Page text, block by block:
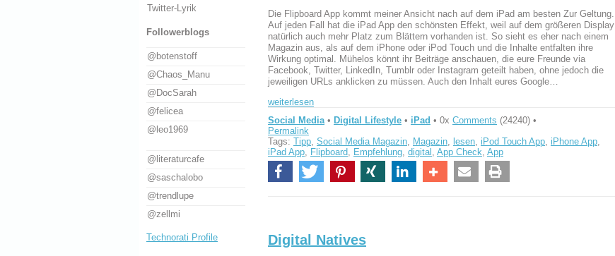
Die Flipboard App kommt meiner Ansicht nach auf dem iPad am besten Zur Geltung.
Auf jeden Fall hat die iPad App den schönsten Effekt, weil auf dem größeren Display
natürlich auch mehr Platz zum Blättern vorhanden ist. So sieht es eher nach einem
Magazin aus, als auf dem iPhone oder iPod Touch und die Inhalte entfalten ihre
Wirkung optimal. Mühelos könnt ihr Beiträge anschauen, die eure Freunde via
Facebook, Twitter, LinkedIn, Tumblr oder Instagram geteilt haben, ohne jedoch die
jeweiligen URLs anklicken zu müssen. Auch den Inhalt eures Google…
weiterlesen
Social Media • Digital Lifestyle • iPad • 0x Comments (24240) •
Permalink
Tags: Tipp Social Media Magazin Magazin lesen iPod Touch App iPhone App
iPad App Flipboard Empfehlung digital App Check App
Digital Natives
Twitter-Lyrik
Followerblogs
@botenstoff
@Chaos_Manu
@DocSarah
@felicea
@leo1969
@literaturcafe
@saschalobo
@trendlupe
@zellmi
Technorati Profile